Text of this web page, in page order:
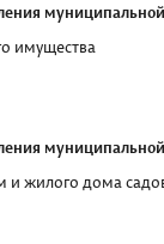
имущества
и жилого дома